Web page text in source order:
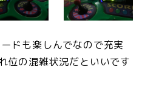
ドも楽しんでなので充実
位の混雑状況だといいです